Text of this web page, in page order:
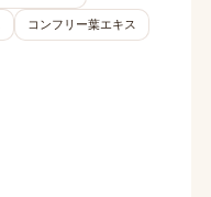
コンフリー葉エキス